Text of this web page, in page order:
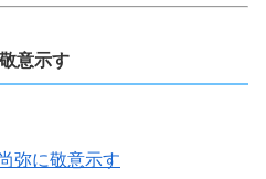
意示す
弥に敬意示す